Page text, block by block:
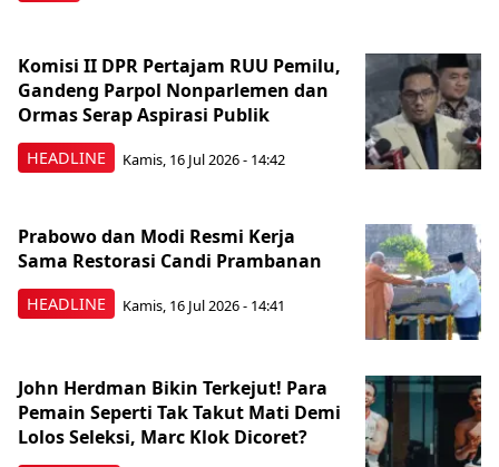
HEADLINE
Komisi II DPR Pertajam RUU Pemilu,
Gandeng Parpol Nonparlemen dan
Ormas Serap Aspirasi Publik
Kamis, 16 Jul 2026 - 14:42
HEADLINE
Prabowo dan Modi Resmi Kerja
Sama Restorasi Candi Prambanan
Kamis, 16 Jul 2026 - 14:41
John Herdman Bikin Terkejut! Para
Pemain Seperti Tak Takut Mati Demi
Lolos Seleksi, Marc Klok Dicoret?